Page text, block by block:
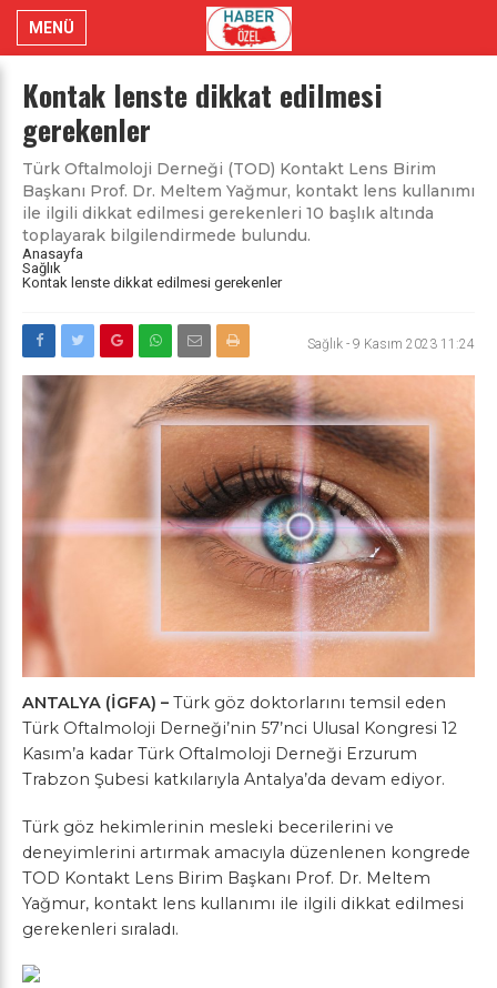
MENÜ
Kontak lenste dikkat edilmesi
gerekenler
Türk Oftalmoloji Derneği (TOD) Kontakt Lens Birim
Başkanı Prof. Dr. Meltem Yağmur, kontakt lens kullanımı
ile ilgili dikkat edilmesi gerekenleri 10 başlık altında
toplayarak bilgilendirmede bulundu.
Anasayfa
Sağlık
Kontak lenste dikkat edilmesi gerekenler
Sağlık - 9 Kasım 2023 11:24
ANTALYA (İGFA) – Türk göz doktorlarını temsil eden
Türk Oftalmoloji Derneği’nin 57’nci Ulusal Kongresi 12
Kasım’a kadar Türk Oftalmoloji Derneği Erzurum
Trabzon Şubesi katkılarıyla Antalya’da devam ediyor.
Türk göz hekimlerinin mesleki becerilerini ve
deneyimlerini artırmak amacıyla düzenlenen kongrede
TOD Kontakt Lens Birim Başkanı Prof. Dr. Meltem
Yağmur, kontakt lens kullanımı ile ilgili dikkat edilmesi
gerekenleri sıraladı.